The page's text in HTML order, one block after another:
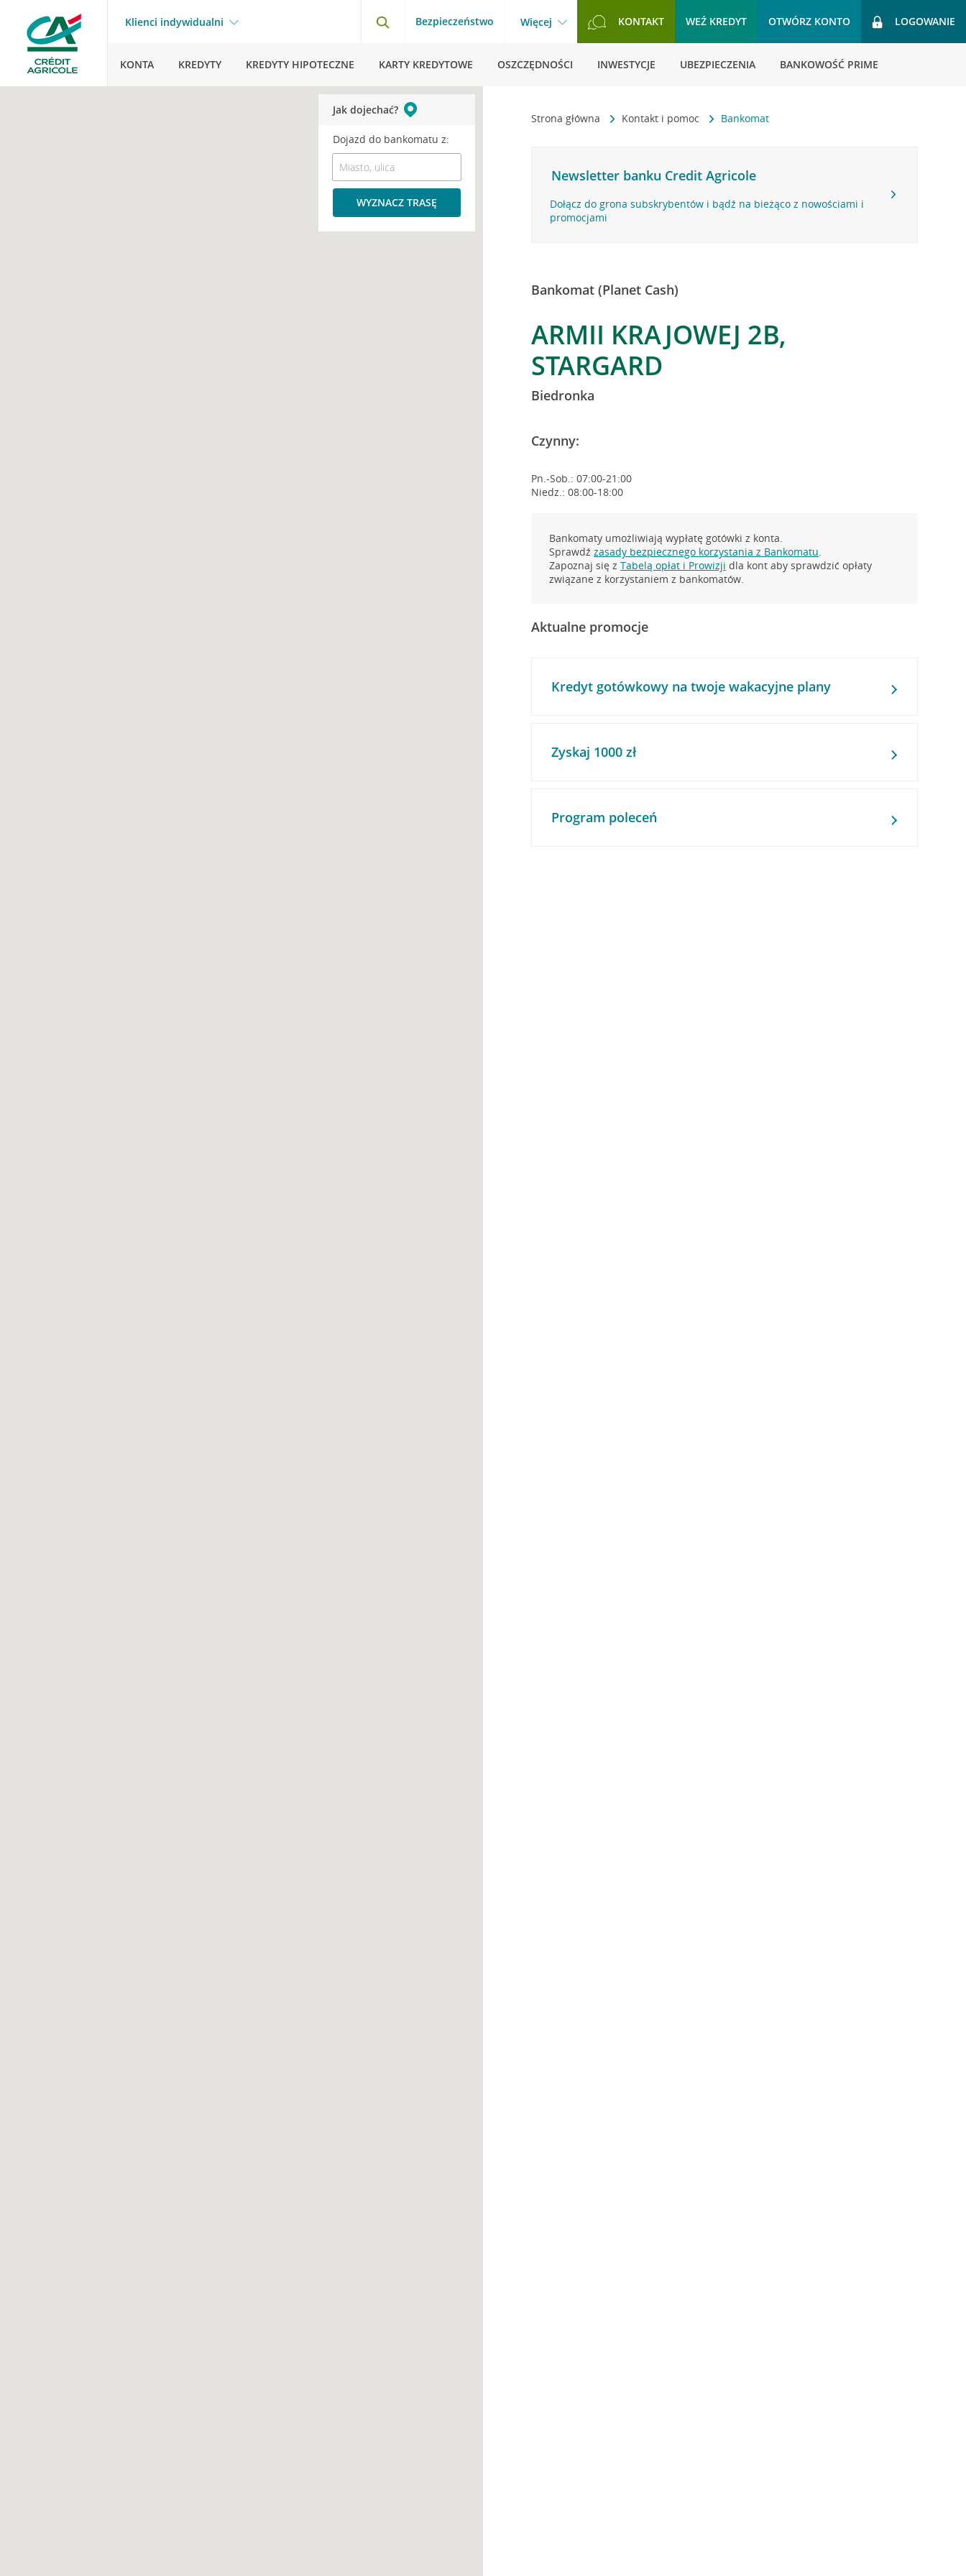
Klienci indywidualni Bezpieczeństwo Więcej KONTAKT WEŹ KREDYT OTWÓRZ KONTO LOGOWANIE
KONTA KREDYTY KREDYTY HIPOTECZNE KARTY KREDYTOWE OSZCZĘDNOŚCI INWESTYCJE UBEZPIECZENIA BANKOWOŚĆ PRIME
Strona główna Kontakt i pomoc Bankomat
Newsletter banku Credit Agricole
Dołącz do grona subskrybentów i bądź na bieżąco z nowościami i
promocjami
Bankomat (Planet Cash)
ARMII KRAJOWEJ 2B,
STARGARD
Biedronka
Czynny:
Pn.-Sob.: 07:00-21:00
Niedz.: 08:00-18:00
Bankomaty umożliwiają wypłatę gotówki z konta.
Sprawdźzasady bezpiecznego korzystania z Bankomatu.
Zapoznaj się zTabelą opłat i Prowizji dla kont aby sprawdzić opłaty
związane z korzystaniem z bankomatów.
Aktualne promocje
Kredyt gotówkowy na twoje wakacyjne plany
Zyskaj 1000 zł
Program poleceń
Jak dojechać?
Dojazd do bankomatu z:
WYZNACZ TRASĘ